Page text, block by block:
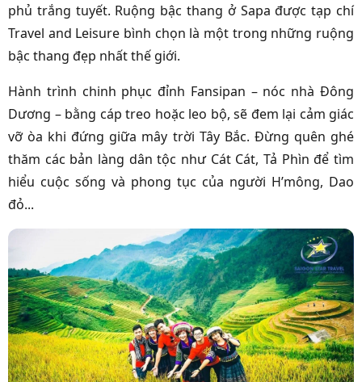
phủ trắng tuyết. Ruộng bậc thang ở Sapa được tạp chí
Travel and Leisure bình chọn là một trong những ruộng
bậc thang đẹp nhất thế giới.
Hành trình chinh phục đỉnh Fansipan – nóc nhà Đông
Dương – bằng cáp treo hoặc leo bộ, sẽ đem lại cảm giác
vỡ òa khi đứng giữa mây trời Tây Bắc. Đừng quên ghé
thăm các bản làng dân tộc như Cát Cát, Tả Phìn để tìm
hiểu cuộc sống và phong tục của người H’mông, Dao
đỏ...